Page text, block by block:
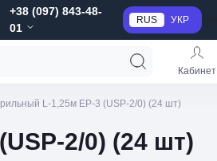
+38 (097) 843-48-
01
RUS УКР
Кабинет
L-1,25м EP-3 (USP-2/0) (24 шт)
2/0) (24 шт)